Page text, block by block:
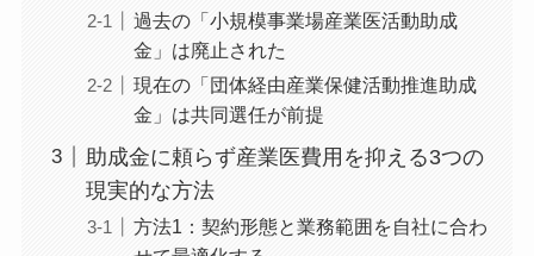
なぜ助成金が使えない？産業医関連の助
成金制度の現状
過去の「小規模事業場産業医活動助成
金」は廃止された
現在の「団体経由産業保健活動推進助
成金」は共同選任が前提
助成金に頼らず産業医費用を抑える3つ